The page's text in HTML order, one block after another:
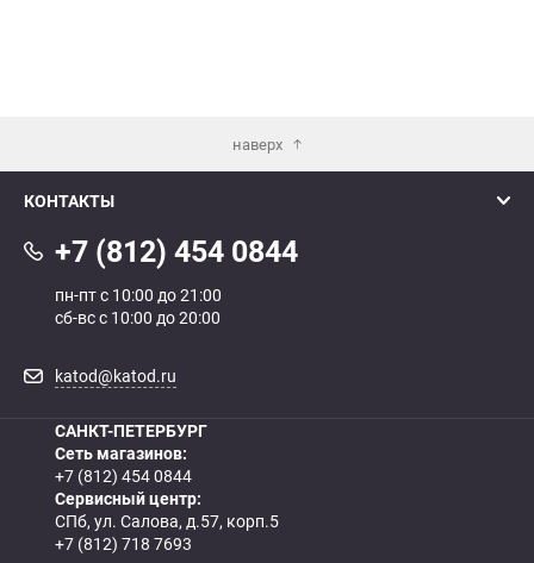
наверх
КОНТАКТЫ
+7 (812) 454 0844
пн-пт с 10:00 до 21:00
сб-вс с 10:00 до 20:00
katod@katod.ru
САНКТ-ПЕТЕРБУРГ
Сеть магазинов:
+7 (812) 454 0844
Сервисный центр:
СПб, ул. Салова, д.57, корп.5
+7 (812) 718 7693